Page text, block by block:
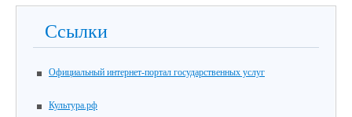
Ссылки
Официальный интернет-портал государственных услуг
Культура.рф